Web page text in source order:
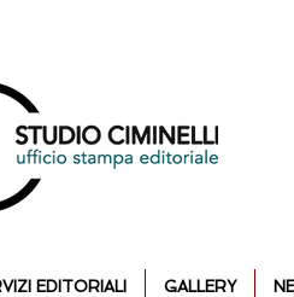
EDITORIALI GALLERY